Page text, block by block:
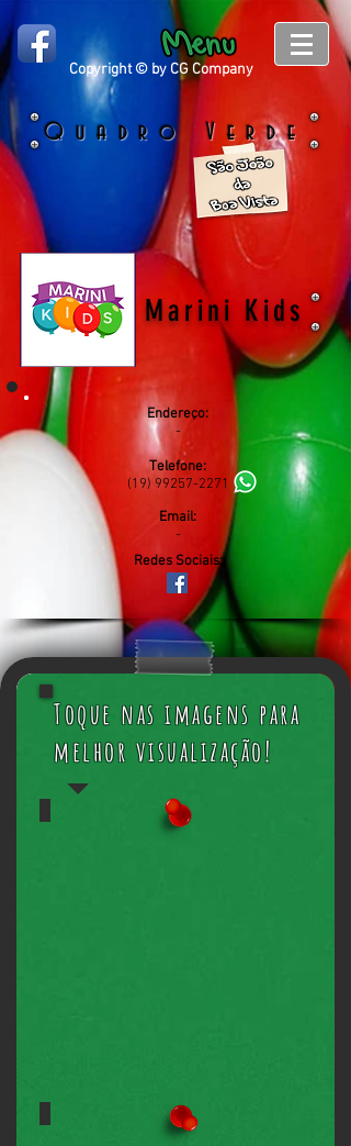
Copyright © by CG Company
Quadro Verde
Marini Kids
Endereço:
-
Telefone:
(19) 99257-2271
Email:
-
Redes Sociais:
Pebolim e Air Rock
Piscina de Bolinhas, Pula-Pula
Toque nas imagens para
melhor visualização!